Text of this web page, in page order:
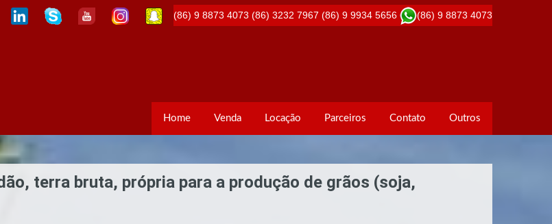
(86) 9 8873 4073 (86) 3232 7967 (86) 9 9934 5656 (86) 9 8873 4073
Home Venda Locação Parceiros Contato Outros
terra bruta, própria para a produção de grãos (soja,